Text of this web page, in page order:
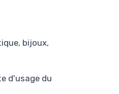
bijoux,
d'usage du